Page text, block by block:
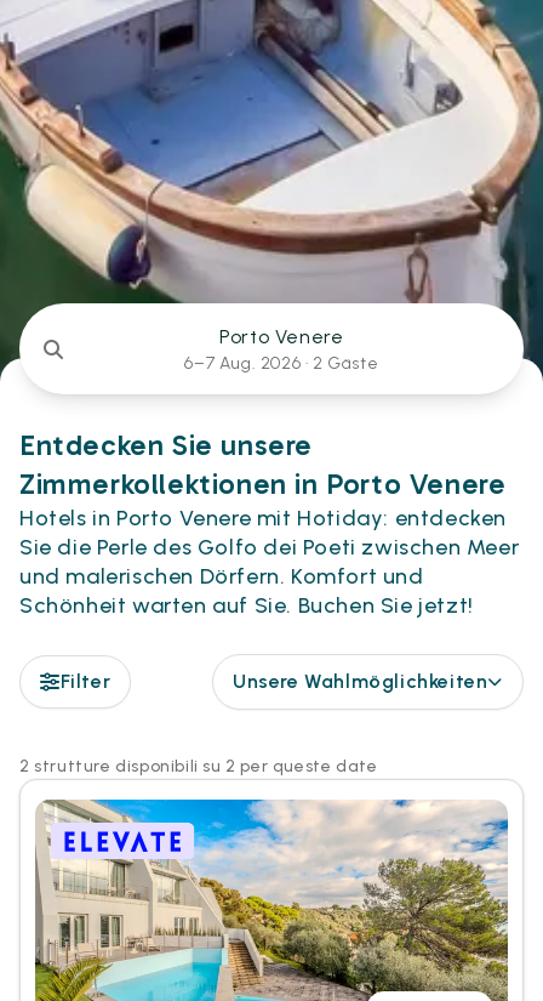
Porto Venere
6–7 Aug. 2026 · 2 Gäste
Entdecken Sie unsere
Zimmerkollektionen in Porto Venere
Hotels in Porto Venere mit Hotiday: entdecken
Sie die Perle des Golfo dei Poeti zwischen Meer
und malerischen Dörfern. Komfort und
Schönheit warten auf Sie. Buchen Sie jetzt!
Filter Unsere Wahlmöglichkeiten
2 strutture disponibili su 2 per queste date